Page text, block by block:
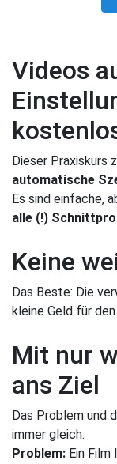
Videos
Dieser Praxiskurs
automatische
Es sind einfache,
alle (!)
Keine
Das Beste: Die
kleine Geld für
Mit nur
ans Ziel
Das Problem und
immer gleich.
Problem: Ein Film